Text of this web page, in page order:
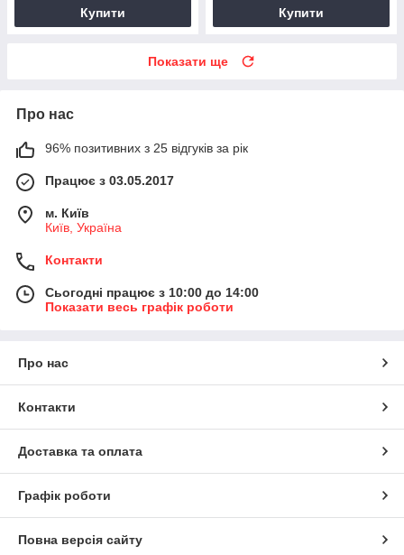
Купити Купити
Показати ще
Про нас
96% позитивних з 25 відгуків за рік
Працює з 03.05.2017
м. Київ
Київ, Україна
Контакти
Сьогодні працює з 10:00 до 14:00
Показати весь графік роботи
Про нас
Контакти
Доставка та оплата
Графік роботи
Повна версія сайту